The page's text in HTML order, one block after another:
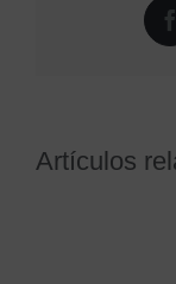
Artículos